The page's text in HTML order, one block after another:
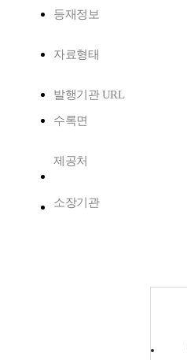
등재정보
자료형태
발행기관 URL
수록면
제공처
소장기관